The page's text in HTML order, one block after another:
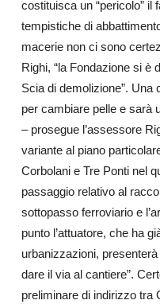
costituisca un “pericolo” il
tempistiche di
macerie non ci sono
Righi, “la Fondazione si è
Scia di demolizione”. Una
per cambiare pelle e sarà
– prosegue l’assessore
variante al piano
Corbolani e Tre Ponti nel
passaggio relativo al
sottopasso ferroviario e
punto l’attuatore, che ha
urbanizzazioni,
dare il via al cantiere”.
preliminare di indirizzo tra